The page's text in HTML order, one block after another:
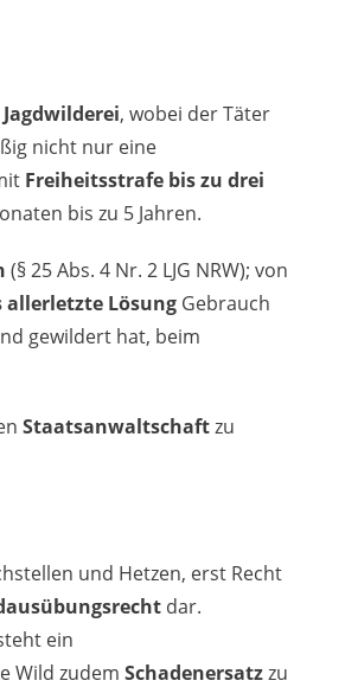
Jagdwilderei, wobei der Täter
nicht nur eine
Freiheitsstrafe bis zu drei
bis zu 5 Jahren.
(§ 25 Abs. 4 Nr. 2 LJG NRW); von
Lösung Gebrauch
gewildert hat, beim
Staatsanwaltschaftzu
und Hetzen, erst Recht
dar.
ein
Wild zudem Schadenersatzzu